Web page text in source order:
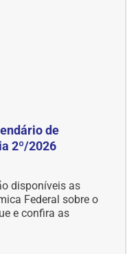
de
2º/2026
disponíveis as
Federal sobre o
e confira as